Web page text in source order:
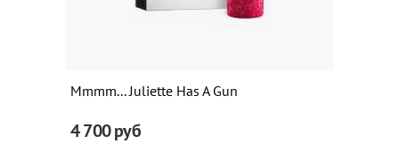
Mmmm... Juliette Has A Gun
4 700руб